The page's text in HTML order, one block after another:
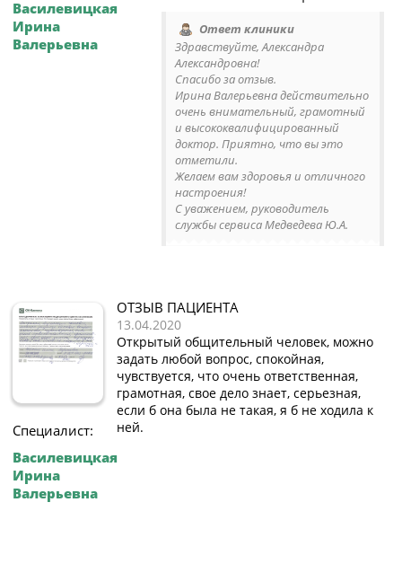
Василевицкая
Ирина
Валерьевна
Ответ клиники
Здравствуйте, Александра
Александровна!
Спасибо за отзыв.
Ирина Валерьевна действительно
очень внимательный, грамотный
и высококвалифицированный
доктор. Приятно, что вы это
отметили.
Желаем вам здоровья и отличного
настроения!
С уважением, руководитель
службы сервиса Медведева Ю.А.
Специалист:
Василевицкая
Ирина
Валерьевна
ОТЗЫВ ПАЦИЕНТА
13.04.2020
Открытый общительный человек, можно
задать любой вопрос, спокойная,
чувствуется, что очень ответственная,
грамотная, свое дело знает, серьезная,
если б она была не такая, я б не ходила к
ней.